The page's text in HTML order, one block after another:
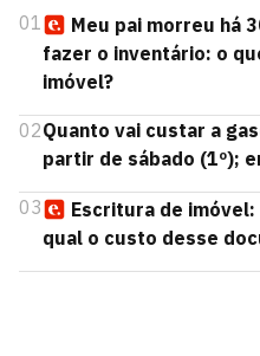
01
Meu pai morreu há
fazer o inventário: o
imóvel?
02Quanto vai custar a
partir de sábado (1º);
03
Escritura de
qual o custo desse